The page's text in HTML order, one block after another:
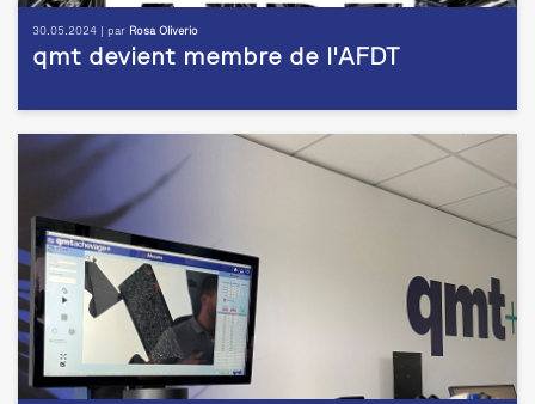
30.05.2024 | par Rosa Oliverio
qmt devient membre de l'AFDT